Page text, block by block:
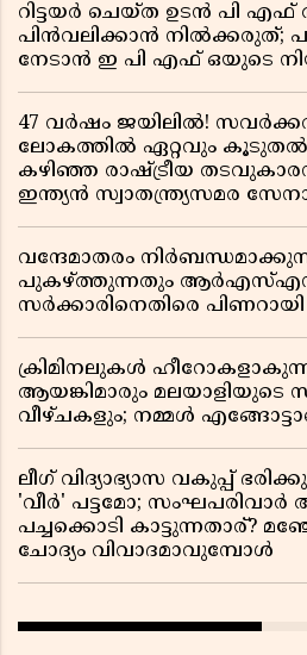
റിട്ടയർ ചെയ്ത ഉടൻ പി
പിൻവലിക്കാൻ
നേടാൻ ഇ പി എഫ് ഒയുടെ
47 വർഷം ജയിലിൽ!
ലോകത്തിൽ ഏറ്റവും കൂടുതൽ
കഴിഞ്ഞ രാഷ്ട്രീയ
ഇന്ത്യൻ സ്വാതന്ത്ര്യസമര
വന്ദേമാതരം
പുകഴ്ത്തുന്നതും
സർക്കാരിനെതിരെ
ക്രിമിനലുകൾ
ആയങ്കിമാരും മലയാളിയുടെ
വീഴ്ചകളും; നമ്മൾ
ലീഗ് വിദ്യാഭ്യാസ വകുപ്പ്
'വീർ' പട്ടമോ;
പച്ചക്കൊടി കാട്ടുന്നതാര്?
ചോദ്യം വിവാദമാവുമ്പോൾ